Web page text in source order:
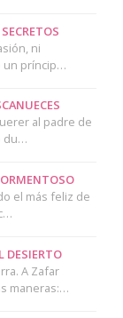
ni
un príncip…
al padre de
du…
el más feliz de
DESIERTO
A Zafar
maneras:…